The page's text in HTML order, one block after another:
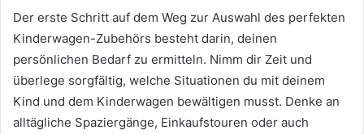
Der erste Schritt auf dem Weg zur Auswahl des perfekten
Kinderwagen-Zubehörs besteht darin, deinen
persönlichen Bedarf zu ermitteln. Nimm dir Zeit und
überlege sorgfältig, welche Situationen du mit deinem
Kind und dem Kinderwagen bewältigen musst. Denke an
alltägliche Spaziergänge, Einkaufstouren oder auch